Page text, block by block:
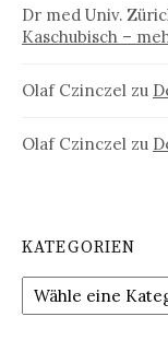
Dr med Univ.
Kaschubisch –
Olaf Czinczel zu
Olaf Czinczel zu
KATEGORIEN